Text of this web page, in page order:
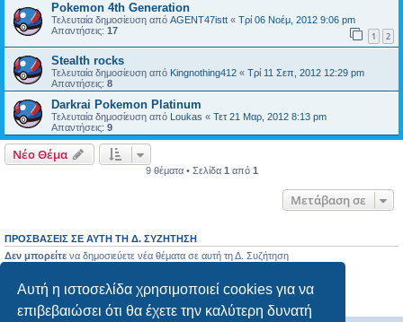
Αυτή η ιστοσελίδα χρησιμοποιεί cookies για να
επιβεβαιώσει ότι θα έχετε την καλύτερη δυνατή
Pokemon 4th Generation
Τελευταία δημοσίευση από AGENT47istt « Τρί 06 Νοέμ, 2012 9:06 pm
Απαντήσεις: 17 1 2
Stealth rocks
Τελευταία δημοσίευση από Kingnothing412 « Τρί 11 Σεπ, 2012 12:29 pm
Απαντήσεις: 8
Darkrai Pokemon Platinum
Τελευταία δημοσίευση από Loukas « Τετ 21 Μαρ, 2012 8:13 pm
Απαντήσεις: 9
Νέο Θέμα
9 θέματα • Σελίδα 1 από 1
Μετάβαση σε
ΠΡΟΣΒΆΣΕΙΣ ΣΕ ΑΥΤΉ ΤΗ Δ. ΣΥΖΉΤΗΣΗ
Δεν μπορείτε να δημοσιεύετε νέα θέματα σε αυτή τη Δ. Συζήτηση
Δεν μπορείτε
να επεξεργάζεστε τις δημοσιεύσεις σας σε αυτή τη Δ. Συζήτηση
Δεν μπορείτενα διαγράφετε τις δημοσιεύσεις σας σε αυτή τη Δ. Συζήτηση
Δεν μπορείτενα επισυνάπτετε αρχεία σε αυτή τη Δ. Συζήτηση